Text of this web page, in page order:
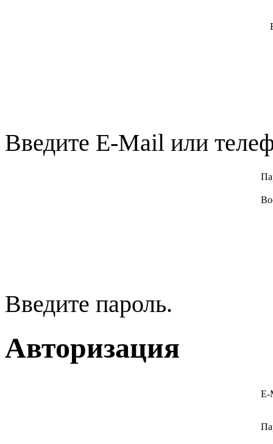
Введите E-Mail или
Введите пароль.
Авторизация
E-